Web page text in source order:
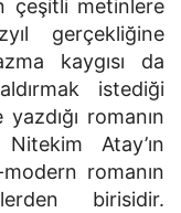
çeşitli metinlere
gerçekliğine
kaygısı da
istediği
romanın
Atay’ın
romanın
birisidir.